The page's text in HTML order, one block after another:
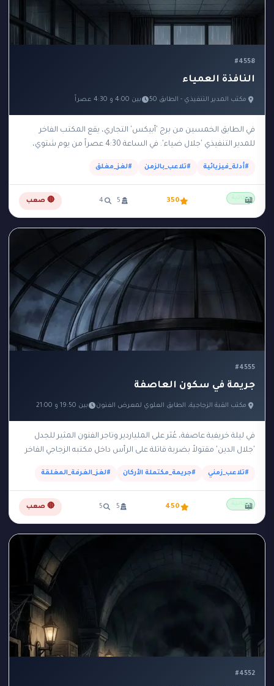
#4558
النافذة العمياء
مكتب المدير التنفيذي - الطابق 50 بين 4:00 و 4:30 عصراً
في الطابق الخمسين من برج 'أبيكس' التجاري، يقع المكتب الفاخر
للمدير التنفيذي 'جلال ضياء'. في الساعة 4:30 عصراً من يوم شتوي،
#أدلة_فيزيائية #تلاعب_بالزمن #لغز_مغلق
مجانية 350
5
4 🔴 صعب 📖
#4555
جريمة في سكون العاصفة
مكتب القبة الزجاجية، الطابق العلوي لمعرض الفنون بين 19:50 و 21:00
في ليلة خريفية عاصفة، عُثر على الملياردير وتاجر الفنون المثير للجدل
'جلال الدين' مقتولاً بضربة قاتلة على الرأس داخل مكتبه الزجاجي الفاخر
#تلاعب_زمني #جريمة_مكتملة الأركان #لغز_الغرفة_المغلقة
مجانية 450
5
5 🔴 صعب 📖
#4552